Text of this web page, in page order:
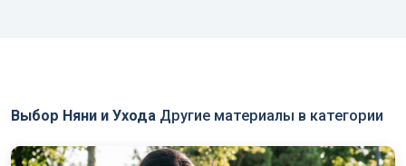
Выбор Няни и Ухода Другие материалы в категории